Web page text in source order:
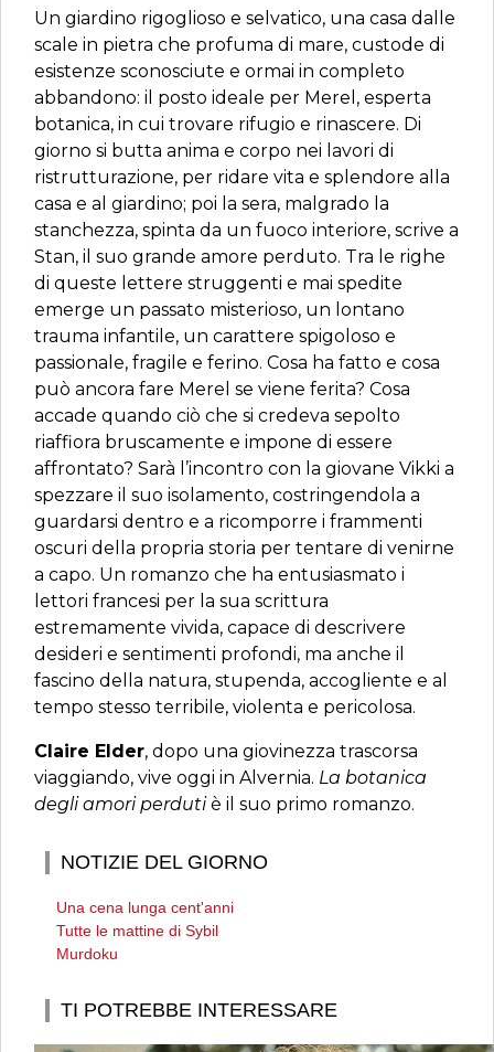
Un giardino rigoglioso e selvatico, una casa dalle
scale in pietra che profuma di mare, custode di
esistenze sconosciute e ormai in completo
abbandono: il posto ideale per Merel, esperta
botanica, in cui trovare rifugio e rinascere. Di
giorno si butta anima e corpo nei lavori di
ristrutturazione, per ridare vita e splendore alla
casa e al giardino; poi la sera, malgrado la
stanchezza, spinta da un fuoco interiore, scrive a
Stan, il suo grande amore perduto. Tra le righe
di queste lettere struggenti e mai spedite
emerge un passato misterioso, un lontano
trauma infantile, un carattere spigoloso e
passionale, fragile e ferino. Cosa ha fatto e cosa
può ancora fare Merel se viene ferita? Cosa
accade quando ciò che si credeva sepolto
riaffiora bruscamente e impone di essere
affrontato? Sarà l’incontro con la giovane Vikki a
spezzare il suo isolamento, costringendola a
guardarsi dentro e a ricomporre i frammenti
oscuri della propria storia per tentare di venirne
a capo. Un romanzo che ha entusiasmato i
lettori francesi per la sua scrittura
estremamente vivida, capace di descrivere
desideri e sentimenti profondi, ma anche il
fascino della natura, stupenda, accogliente e al
tempo stesso terribile, violenta e pericolosa.
Claire Elder, dopo una giovinezza trascorsa
viaggiando, vive oggi in Alvernia. La botanica
degli amori perdutiè il suo primo romanzo.
NOTIZIE DEL GIORNO
Una cena lunga cent'anni
Tutte le mattine di Sybil
Murdoku
TI POTREBBE INTERESSARE